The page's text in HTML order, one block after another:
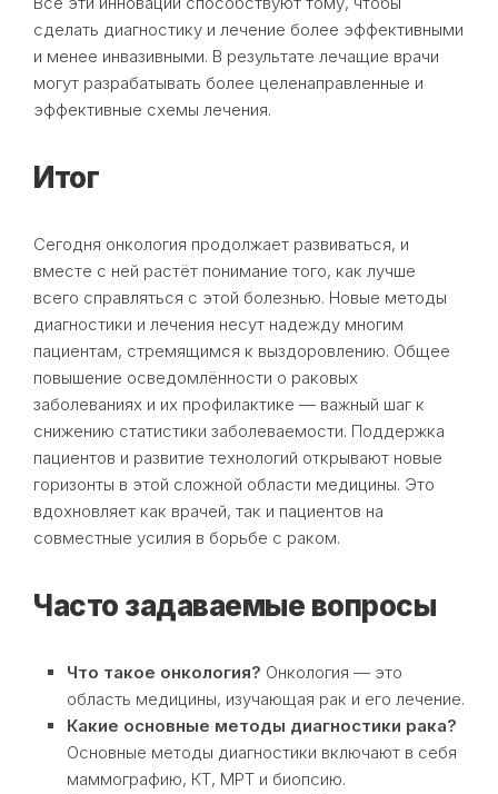
сделать диагностику и лечение более эффективными
и менее инвазивными. В результате лечащие врачи
могут разрабатывать более целенаправленные и
эффективные схемы лечения.
Итог
Сегодня онкология продолжает развиваться, и
вместе с ней растёт понимание того, как лучше
всего справляться с этой болезнью. Новые методы
диагностики и лечения несут надежду многим
пациентам, стремящимся к выздоровлению. Общее
повышение осведомлённости о раковых
заболеваниях и их профилактике — важный шаг к
снижению статистики заболеваемости. Поддержка
пациентов и развитие технологий открывают новые
горизонты в этой сложной области медицины. Это
вдохновляет как врачей, так и пациентов на
совместные усилия в борьбе с раком.
Часто задаваемые вопросы
Что такое онкология? Онкология — это
область медицины, изучающая рак и его лечение.
Какие основные методы диагностики рака?
Основные методы диагностики включают в себя
маммографию, КТ, МРТ и биопсию.